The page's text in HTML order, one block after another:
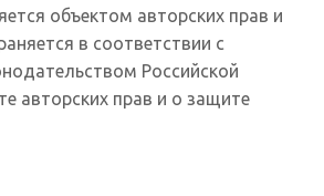
объектом авторских прав и
в соответствии с
Российской
авторских прав и о защите